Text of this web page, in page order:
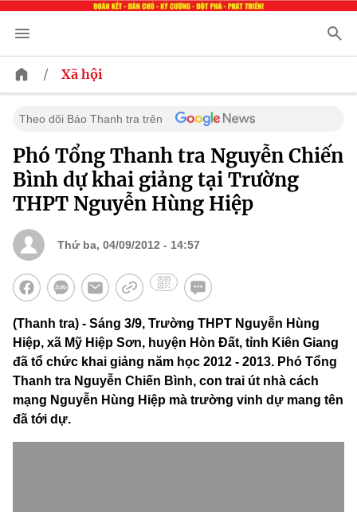
/ Xã hội
Theo dõi Báo Thanh tra trên
Phó Tổng Thanh tra Nguyễn Chiến
Bình dự khai giảng tại Trường
THPT Nguyễn Hùng Hiệp
Thứ ba, 04/09/2012 - 14:57
(Thanh tra) - Sáng 3/9, Trường THPT Nguyễn Hùng
Hiệp, xã Mỹ Hiệp Sơn, huyện Hòn Đất, tỉnh Kiên Giang
đã tổ chức khai giảng năm học 2012 - 2013. Phó Tổng
Thanh tra Nguyễn Chiến Bình, con trai út nhà cách
mạng Nguyễn Hùng Hiệp mà trường vinh dự mang tên
đã tới dự.